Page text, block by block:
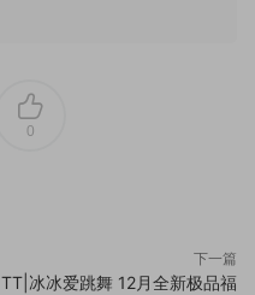
0
下一篇
TT|冰冰爱跳舞 12月全新极品福